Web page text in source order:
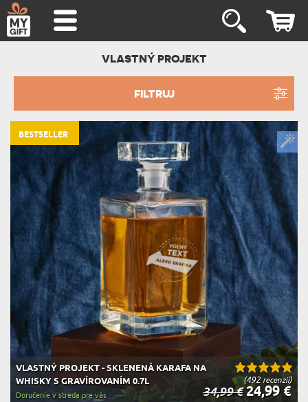
VLASTNÝ PROJEKT
FILTRUJ
(492 recenzií)
VLASTNÝ PROJEKT - SKLENENÁ KARAFA NA
WHISKY S GRAVÍROVANÍM 0.7L
34,99 €24,99 €
Doručenie v streda pre vás
BESTSELLER